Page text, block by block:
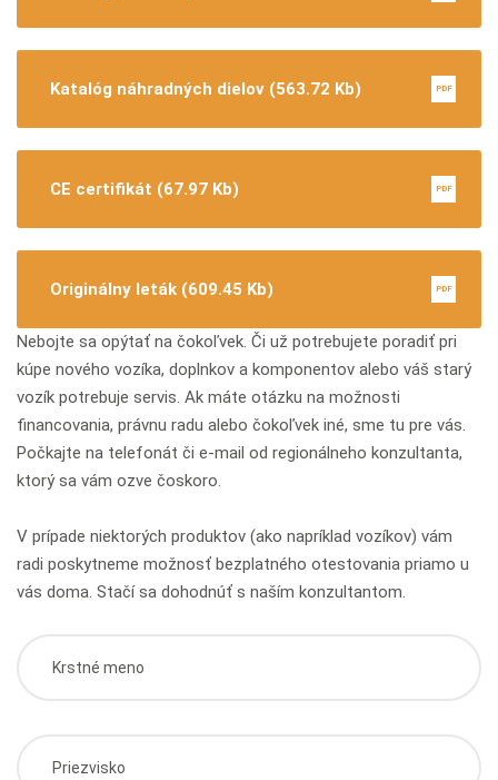
Katalóg náhradných dielov (563.72 Kb) PDF
CE certifikát (67.97 Kb) PDF
Originálny leták (609.45 Kb) PDF
Nebojte sa opýtať na čokoľvek. Či už potrebujete poradiť pri
kúpe nového vozíka, doplnkov a komponentov alebo váš starý
vozík potrebuje servis. Ak máte otázku na možnosti
financovania, právnu radu alebo čokoľvek iné, sme tu pre vás.
Počkajte na telefonát či e-mail od regionálneho konzultanta,
ktorý sa vám ozve čoskoro.
V prípade niektorých produktov (ako napríklad vozíkov) vám
radi poskytneme možnosť bezplatného otestovania priamo u
vás doma. Stačí sa dohodnúť s naším konzultantom.